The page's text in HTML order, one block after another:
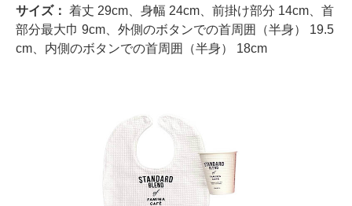
サイズ： 着丈 29cm、身幅 24cm、前掛け部分 14cm、首
部分最大巾 9cm、外側のボタンでの首周囲（半身） 19.5
cm、内側のボタンでの首周囲（半身） 18cm